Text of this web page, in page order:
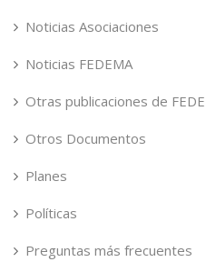
Noticias Asociaciones
Noticias FEDEMA
Otras publicaciones de
Otros Documentos
Planes
Políticas
Preguntas más frecuentes